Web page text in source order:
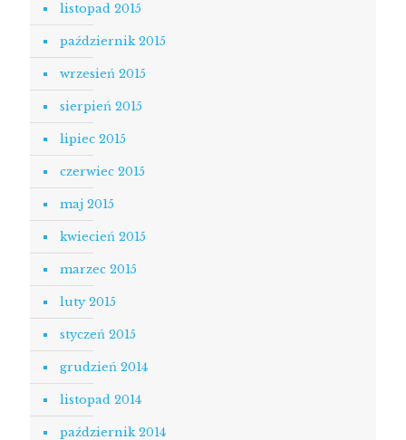
listopad 2015
październik 2015
wrzesień 2015
sierpień 2015
lipiec 2015
czerwiec 2015
maj 2015
kwiecień 2015
marzec 2015
luty 2015
styczeń 2015
grudzień 2014
listopad 2014
październik 2014